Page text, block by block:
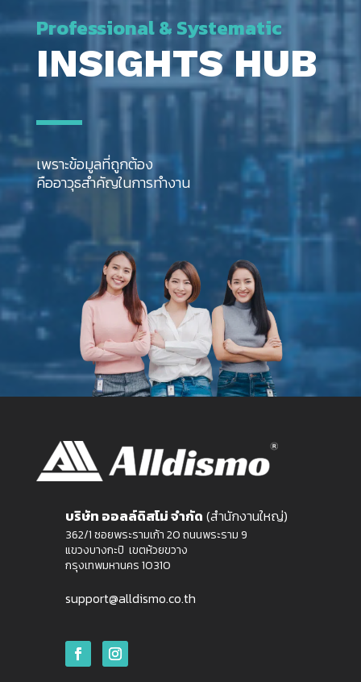
Professional & Systematic
INSIGHTS HUB
เพราะข้อมูลที่ถูกต้อง
คืออาวุธสำคัญในการทำงาน
บริษัท ออลล์ดิสโม่ จำกัด (สำนักงานใหญ่)
362/1 ซอยพระรามเก้า 20 ถนนพระราม 9
แขวงบางกะปิ เขตห้วยขวาง
กรุงเทพมหานคร 10310
support@alldismo.co.th